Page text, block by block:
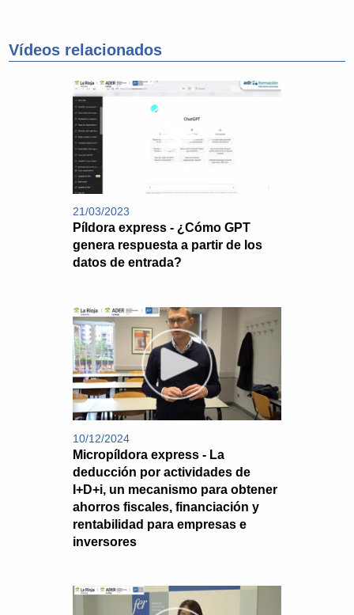
Vídeos relacionados
21/03/2023
Píldora express - ¿Cómo GPT
genera respuesta a partir de los
datos de entrada?
10/12/2024
Micropíldora express - La
deducción por actividades de
I+D+i, un mecanismo para obtener
ahorros fiscales, financiación y
rentabilidad para empresas e
inversores